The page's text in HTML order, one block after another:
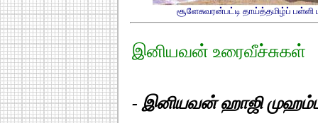
சூளேசுவரன்பட்டி தாய்த்தமிழ்ப்
இனியவன் உரைவீச்சுகள்
- இனியவன் ஹாஜி